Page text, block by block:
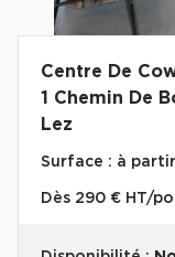
Centre De
1 Chemin De
Lez
Surface : à
Dès 290 € HT/